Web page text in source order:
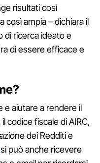
risultati così
così ampia – dichiara il
di ricerca ideato e
di essere efficace e
e aiutare a rendere il
codice fiscale di AIRC,
dei Redditi e
si può anche ricevere